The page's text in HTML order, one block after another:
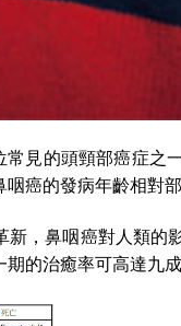
見的頭頸部癌症
癌的發病年齡相對
，鼻咽癌對人類
的治癒率可高達九